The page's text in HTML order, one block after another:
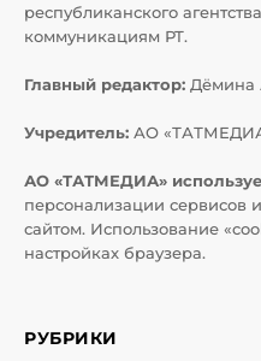
республиканского
коммуникациям РТ.
Главный редактор: Дёмина
Учредитель: АО
АО «ТАТМЕДИА»
персонализации сервисов
сайтом. Использование
настройках браузера.
РУБРИКИ